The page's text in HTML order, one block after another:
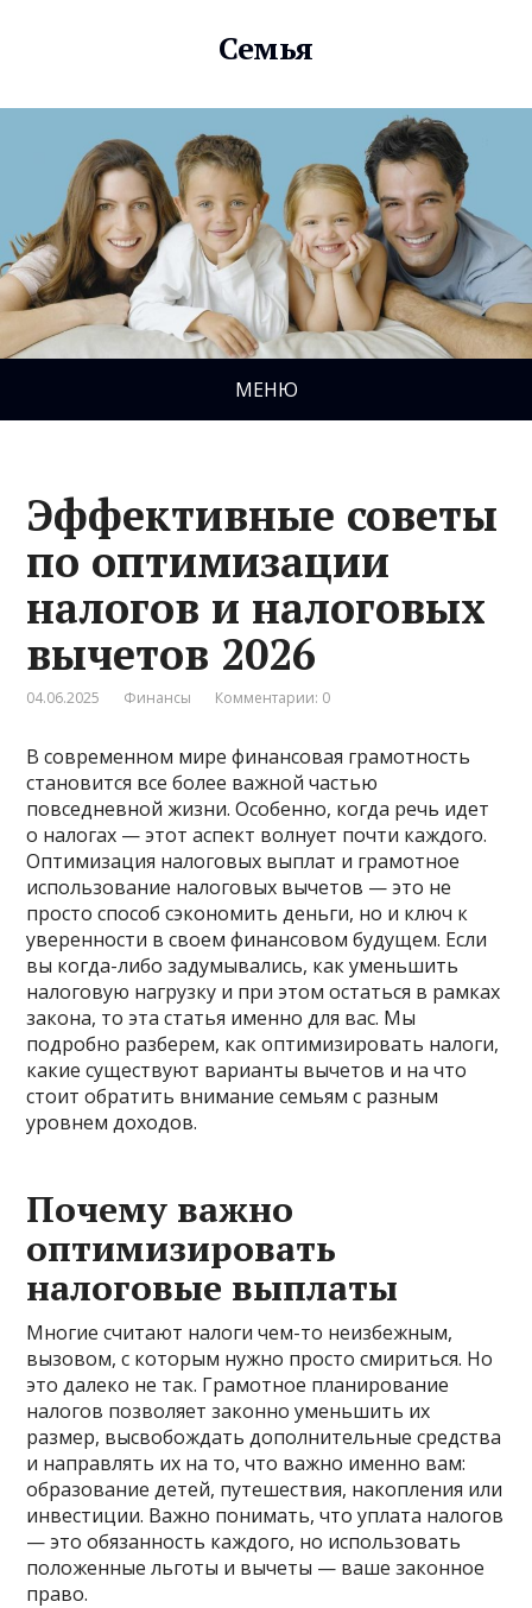
Семья
МЕНЮ
Эффективные советы
по оптимизации
налогов и налоговых
вычетов 2026
04.06.2025 Финансы Комментарии: 0
В современном мире финансовая грамотность
становится все более важной частью
повседневной жизни. Особенно, когда речь идет
о налогах — этот аспект волнует почти каждого.
Оптимизация налоговых выплат и грамотное
использование налоговых вычетов — это не
просто способ сэкономить деньги, но и ключ к
уверенности в своем финансовом будущем. Если
вы когда-либо задумывались, как уменьшить
налоговую нагрузку и при этом остаться в рамках
закона, то эта статья именно для вас. Мы
подробно разберем, как оптимизировать налоги,
какие существуют варианты вычетов и на что
стоит обратить внимание семьям с разным
уровнем доходов.
Почему важно
оптимизировать
налоговые выплаты
Многие считают налоги чем-то неизбежным,
вызовом, с которым нужно просто смириться. Но
это далеко не так. Грамотное планирование
налогов позволяет законно уменьшить их
размер, высвобождать дополнительные средства
и направлять их на то, что важно именно вам:
образование детей, путешествия, накопления или
инвестиции. Важно понимать, что уплата налогов
— это обязанность каждого, но использовать
положенные льготы и вычеты — ваше законное
право.